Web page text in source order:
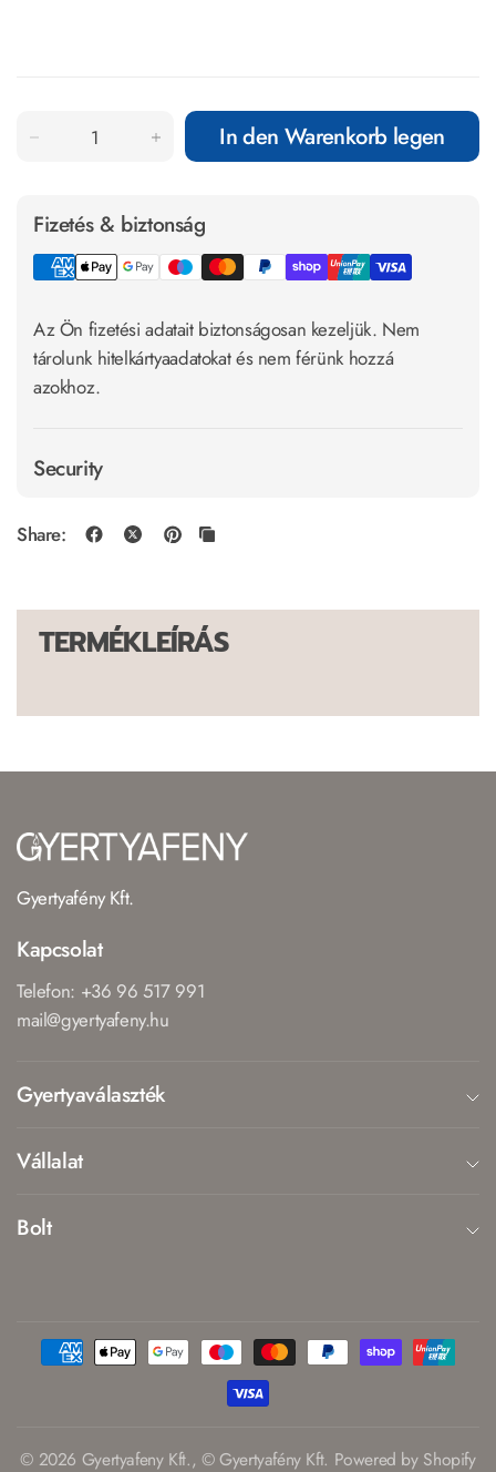
In den Warenkorb legen
Fizetés & biztonság
Az Ön fizetési adatait biztonságosan kezeljük. Nem
tárolunk hitelkártyaadatokat és nem férünk hozzá
azokhoz.
Security
Share:
TERMÉKLEÍRÁS
Gyertyafény Kft.
Kapcsolat
Telefon: +36 96 517 991
mail@gyertyafeny.hu
Gyertyaválaszték
Vállalat
Bolt
© 2026 Gyertyafeny Kft., © Gyertyafény Kft. Powered by Shopify